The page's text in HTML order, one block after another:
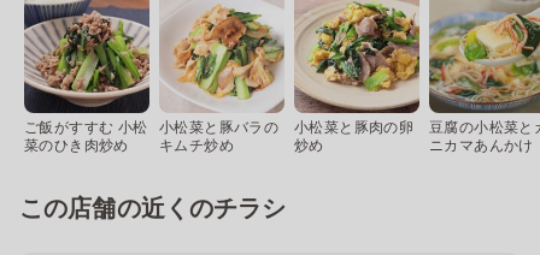
ご飯がすすむ 小松
菜のひき肉炒め
小松菜と豚バラの
キムチ炒め
小松菜と豚肉の卵
炒め
豆腐の小松菜と
ニカマあんかけ
この店舗の近くのチラシ